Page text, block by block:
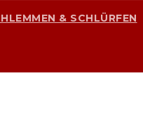
& SCHLÜRFEN